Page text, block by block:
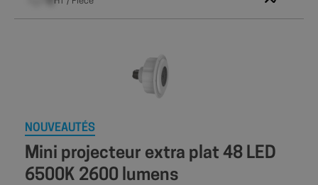
NOUVEAUTÉS
Mini projecteur extra plat 48 LED
6500K 2600 lumens